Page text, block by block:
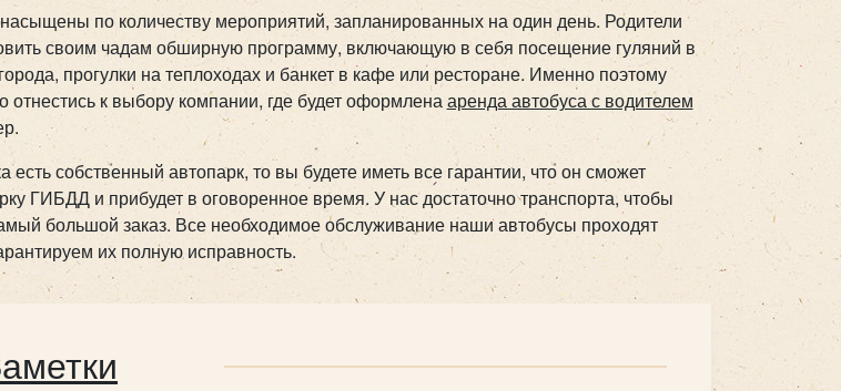
по количеству мероприятий, запланированных на один день. Родители
своим чадам обширную программу, включающую в себя посещение гуляний в
прогулки на теплоходах и банкет в кафе или ресторане. Именно поэтому
отнестись к выбору компании, где будет оформленааренда автобуса с водителем
есть собственный автопарк, то вы будете иметь все гарантии, что он сможет
ГИБДД и прибудет в оговоренное время. У нас достаточно транспорта, чтобы
большой заказ. Все необходимое обслуживание наши автобусы проходят
их полную исправность.